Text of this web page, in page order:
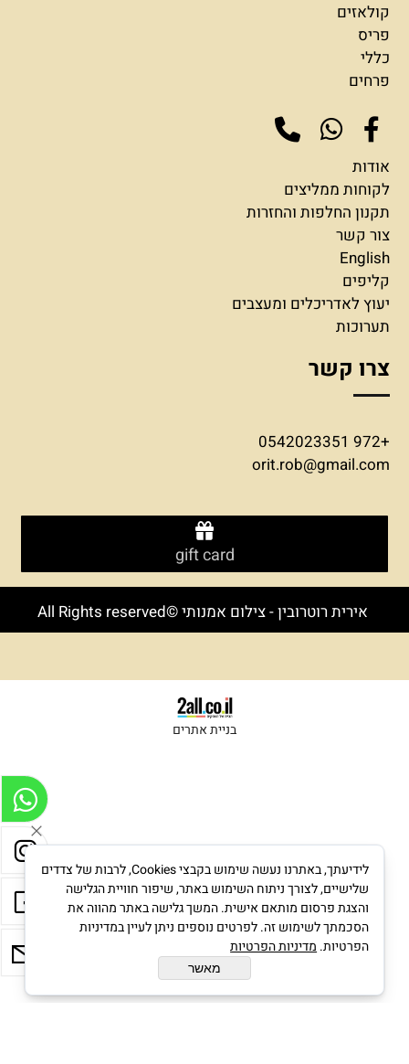
קולאזים
פריס
כללי
פרחים
אודות
לקוחות ממליצים
תקנון החלפות והחזרות
צור קשר
English
קליפים
יעוץ לאדריכלים ומעצבים
תערוכות
צרו קשר
+972 0542023351
orit.rob@gmail.com
gift card
אירית רוטרובין - צילום אמנותי ©All Rights reserved
בניית אתרים
לידיעתך, באתרנו נעשה שימוש בקבצי Cookies, לרבות של צדדים
שלישיים, לצורך ניתוח השימוש באתר, שיפור חוויית הגלישה
והצגת פרסום מותאם אישית. המשך גלישה באתר מהווה את
הסכמתך לשימוש זה. לפרטים נוספים ניתן לעיין במדיניות
הפרטיות. מדיניות הפרטיות
מאשר